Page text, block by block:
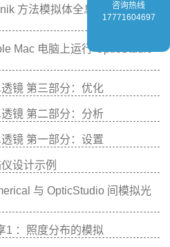
方法模拟体全息光栅的衍射
Mac 电脑上运行 OpticStudio
镜 第三部分：优化
镜 第二部分：分析
镜 第一部分：设置
设计示例
与 OpticStudio 间模拟光
1 ：照度分布的模拟
咨询热线
17771604697